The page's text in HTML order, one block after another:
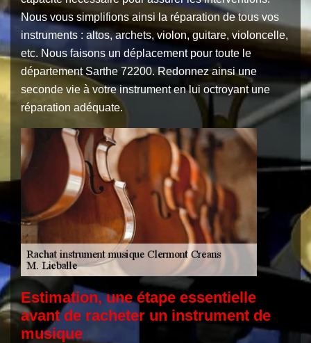
Nous vous simplifions ainsi la réparation de tous vos
instruments : altos, archets, violon, guitare, violoncelle,
etc. Nous faisons un déplacement pour toute le
département Sarthe 72200. Redonnez ainsi une
seconde vie à votre instrument en lui octroyant une
réparation adéquate.
Estimation, une étape essentielle
avant de racheter un instrument de
musique